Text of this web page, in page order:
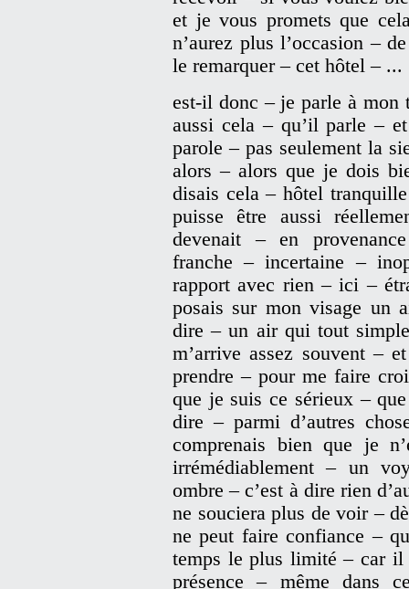
et je vous promets que
n’aurez plus l’occasion –
le remarquer – cet hôtel – ...
est-il donc – je parle à mon
aussi cela – qu’il parle –
parole – pas seulement la
alors – alors que je dois
disais cela – hôtel
puisse être aussi
devenait – en
franche – incertaine –
rapport avec rien – ici –
posais sur mon visage un
dire – un air qui tout
m’arrive assez souvent –
prendre – pour me faire
que je suis ce sérieux –
dire – parmi d’autres
comprenais bien que je
irrémédiablement – un
ombre – c’est à dire rien
ne souciera plus de voir –
ne peut faire confiance –
temps le plus limité – car il
présence – même dans